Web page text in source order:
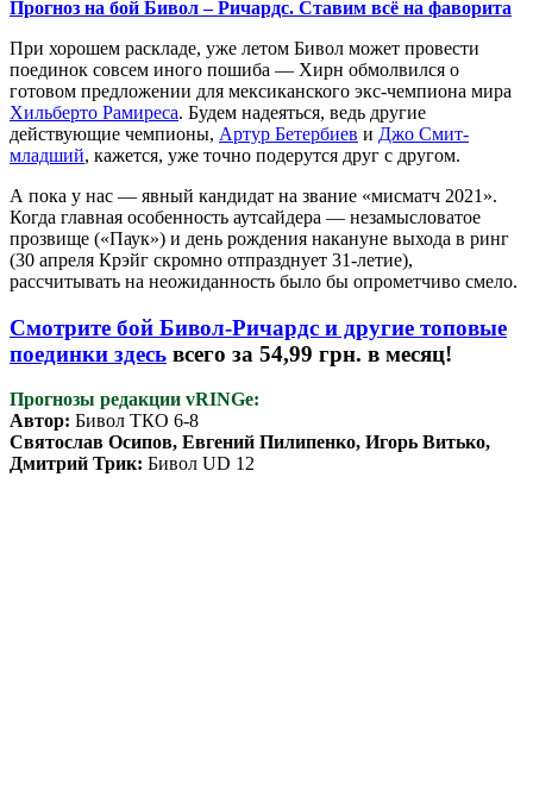
Прогноз на бой Бивол – Ричардс. Ставим всё на фаворита
При хорошем раскладе, уже летом Бивол может провести
поединок совсем иного пошиба — Хирн обмолвился о
готовом предложении для мексиканского экс-чемпиона мира
Хильберто Рамиреса. Будем надеяться, ведь другие
действующие чемпионы, Артур Бетербиев и Джо Смит-
младший, кажется, уже точно подерутся друг с другом.
А пока у нас — явный кандидат на звание «мисматч 2021».
Когда главная особенность аутсайдера — незамысловатое
прозвище («Паук») и день рождения накануне выхода в ринг
(30 апреля Крэйг скромно отпразднует 31-летие),
рассчитывать на неожиданность было бы опрометчиво смело.
Смотрите бой Бивол-Ричардс и другие топовые
поединки здесь всего за 54,99 грн. в месяц!
Прогнозы редакции vRINGe:
Автор: Бивол ТКО 6-8
Святослав Осипов, Евгений Пилипенко, Игорь Витько,
Дмитрий Трик: Бивол UD 12